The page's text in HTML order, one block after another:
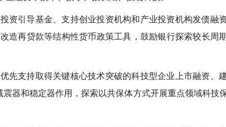
引导基金、支持创业投资机构和产业投资机构发债融资
造再贷款等结构性货币政策工具，鼓励银行探索较长周
先支持取得关键核心技术突破的科技型企业上市融资、
器和稳定器作用，探索以共保体方式开展重点领域科技